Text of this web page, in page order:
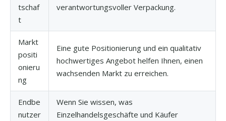
tschaf
t
verantwortungsvoller Verpackung.
Markt
positi
onieru
ng
Eine gute Positionierung und ein qualitativ
hochwertiges Angebot helfen Ihnen, einen
wachsenden Markt zu erreichen.
Endbe
nutzer
Wenn Sie wissen, was
Einzelhandelsgeschäfte und Käufer